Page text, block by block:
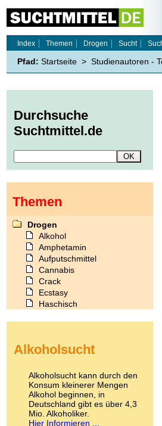
Index
Themen Drogen Sucht
Pfad: Startseite > Studienautoren -
Durchsuche
Suchtmittel.de
Themen
Drogen
Alkohol
Amphetamin
Aufputschmittel
Cannabis
Crack
Ecstasy
Haschisch
Kokain
LSD
Marihuana
Medikamente
Meskalin
Metamphetamin
Alkoholsucht
Alkoholsucht kann durch den
Konsum kleinerer Mengen
Alkohol beginnen, in
Deutschland gibt es über 4,3
Mio. Alkoholiker.
Hier Informieren ...